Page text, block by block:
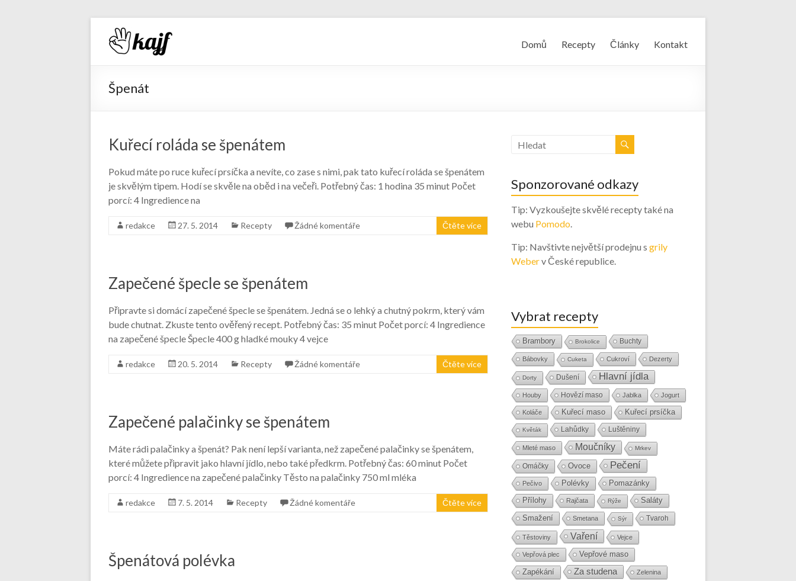
Domů Recepty Články Kontakt
Špenát
Kuřecí roláda se špenátem
Pokud máte po ruce kuřecí prsíčka a nevíte, co zase s nimi, pak tato kuřecí roláda se špenátem
je skvělým tipem. Hodí se skvěle na oběd i na večeři. Potřebný čas: 1 hodina 35 minut Počet
porcí: 4 Ingredience na
redakce 27. 5. 2014 Recepty Žádné komentáře Čtěte více
Zapečené špecle se špenátem
Připravte si domácí zapečené špecle se špenátem. Jedná se o lehký a chutný pokrm, který vám
bude chutnat. Zkuste tento ověřený recept. Potřebný čas: 35 minut Počet porcí: 4 Ingredience
na zapečené špecle Špecle 400 g hladké mouky 4 vejce
redakce 20. 5. 2014 Recepty Žádné komentáře Čtěte více
Zapečené palačinky se špenátem
Máte rádi palačinky a špenát? Pak není lepší varianta, než zapečené palačinky se špenátem,
které můžete připravit jako hlavní jídlo, nebo také předkrm. Potřebný čas: 60 minut Počet
porcí: 4 Ingredience na zapečené palačinky Těsto na palačinky 750 ml mléka
redakce 7. 5. 2014 Recepty Žádné komentáře Čtěte více
Špenátová polévka
Sponzorované odkazy
Tip: Vyzkoušejte skvělé recepty také na
webu Pomodo.
Tip: Navštivte největší prodejnu s grily
Weberv České republice.
Vybrat recepty
Brambory Brokolice Buchty
Bábovky Cuketa Cukroví Dezerty
Dorty Dušení Hlavní jídla
Houby Hovězí maso Jablka Jogurt
Koláče Kuřecí maso Kuřecí prsíčka
Květák Lahůdky Luštěniny
Mleté maso Moučníky Mrkev
Omáčky Ovoce Pečení
Pečivo Polévky Pomazánky
Přílohy Rajčata Rýže
Saláty
Smažení
Smetana Sýr Tvaroh
Těstoviny Vaření Vejce
Vepřová plec
Vepřové maso
Zapékání
Za studena Zelenina